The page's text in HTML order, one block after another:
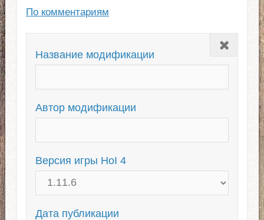
По комментариям
Закрыть
Название модификации
Автор модификации
Версия игры HoI 4
Дата публикации